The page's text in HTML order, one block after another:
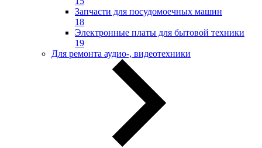
Запчасти для посудомоечных машин
18
Электронные платы для бытовой техники
19
Для ремонта аудио-, видеотехники